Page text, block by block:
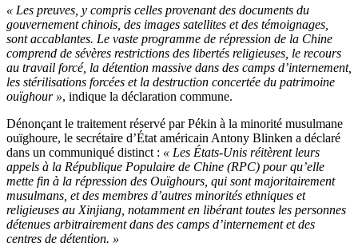
« Les preuves, y compris celles provenant des documents du
gouvernement chinois, des images satellites et des témoignages,
sont accablantes. Le vaste programme de répression de la Chine
comprend de sévères restrictions des libertés religieuses, le recours
au travail forcé, la détention massive dans des camps d’internement,
les stérilisations forcées et la destruction concertée du patrimoine
ouïghour », indique la déclaration commune.
Dénonçant le traitement réservé par Pékin à la minorité musulmane
ouïghoure, le secrétaire d’État américain Antony Blinken a déclaré
dans un communiqué distinct : « Les États-Unis réitèrent leurs
appels à la République Populaire de Chine (RPC) pour qu’elle
mette fin à la répression des Ouïghours, qui sont majoritairement
musulmans, et des membres d’autres minorités ethniques et
religieuses au Xinjiang, notamment en libérant toutes les personnes
détenues arbitrairement dans des camps d’internement et des
centres de détention. »